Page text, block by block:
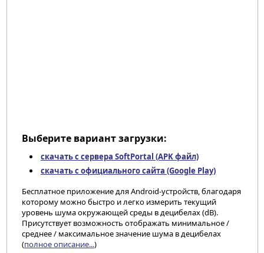
Выберите вариант загрузки:
скачать с сервера SoftPortal (APK файл)
скачать с официального сайта (Google Play)
Бесплатное приложение для Android-устройств, благодаря
которому можно быстро и легко измерить текущий
уровень шума окружающей среды в децибелах (dB).
Присутствует возможность отображать минимальное /
среднее / максимальное значение шума в децибелах
(полное описание...)